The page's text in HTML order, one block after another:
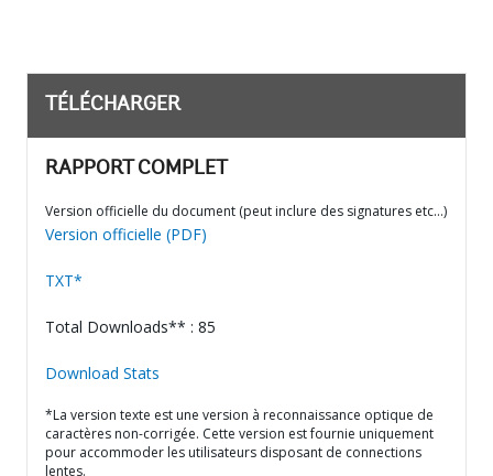
TÉLÉCHARGER
RAPPORT COMPLET
Version officielle du document (peut inclure des signatures etc…)
Version officielle (PDF)
TXT*
Total Downloads** : 85
Download Stats
*La version texte est une version à reconnaissance optique de
caractères non-corrigée. Cette version est fournie uniquement
pour accommoder les utilisateurs disposant de connections
lentes.